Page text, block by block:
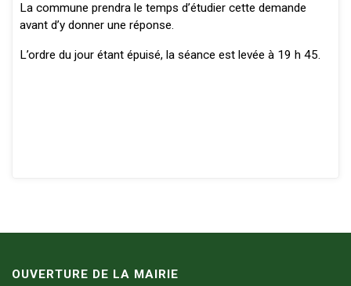
La commune prendra le temps d’étudier cette demande
avant d’y donner une réponse.
L’ordre du jour étant épuisé, la séance est levée à 19 h 45.
OUVERTURE DE LA MAIRIE